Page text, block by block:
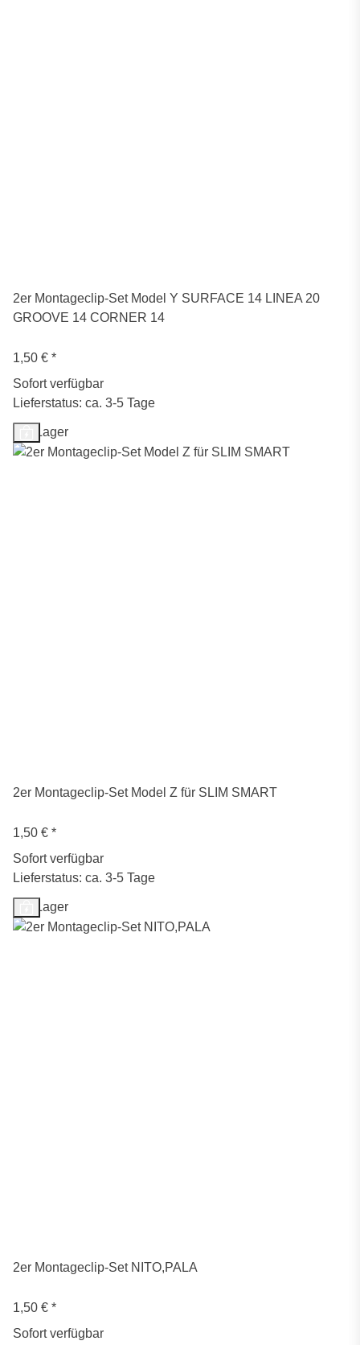
2er Montageclip-Set Model Y SURFACE 14 LINEA 20
GROOVE 14 CORNER 14
1,50 € *
Sofort verfügbar
Lieferstatus: ca. 3-5 Tage
Auf Lager
2er Montageclip-Set Model Z für SLIM SMART
1,50 € *
Sofort verfügbar
Lieferstatus: ca. 3-5 Tage
Auf Lager
2er Montageclip-Set NITO,PALA
1,50 € *
Sofort verfügbar